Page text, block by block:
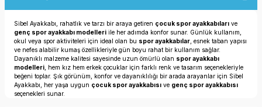
Sibel Ayakkabı, rahatlık ve tarzı bir araya getiren çocuk spor ayakkabıları ve
genç spor ayakkabı modelleri ile her adımda konfor sunar. Günlük kullanım,
okul veya spor aktiviteleri için ideal olan bu spor ayakkabılar , esnek taban yapısı
ve nefes alabilir kumaş özellikleriyle gün boyu rahat bir kullanım sağlar.
Dayanıklı malzeme kalitesi sayesinde uzun ömürlü olan spor ayakkabı
modelleri , hem kız hem erkek çocuklar için farklı renk ve tasarım seçenekleriyle
beğeni toplar. Şık görünüm, konfor ve dayanıklılığı bir arada arayanlar için Sibel
Ayakkabı, her yaşa uygun çocuk spor ayakkabısı ve genç spor ayakkabısı
seçenekleri sunar.